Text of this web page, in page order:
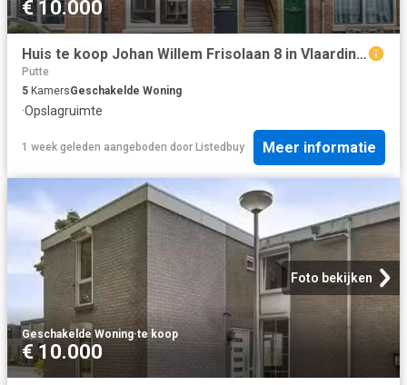
€ 10.000
Huis te koop Johan Willem Frisolaan 8 in Vlaardingen voor € 43.
Putte
5 KamersGeschakelde Woning
·Opslagruimte
1 week geleden aangeboden door Listedbuy Meer informatie
Foto bekijken
Geschakelde Woning·te koop
€ 10.000